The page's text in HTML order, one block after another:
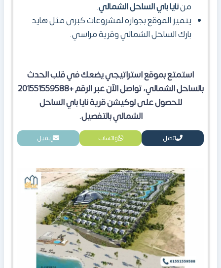
مننايا باي الساحل الشمالي.
يتميز الموقع بجواره لمشروعات كبرى مثل هايد
بارك الساحل الشمالي وقرية مراسي.
استمتع بموقع استراتيجي يضعك في قلب الحدث
بالساحل الشمالي، تواصل الآن عبر الرقم +201551559588
للحصول على لوكيشن قرية نايا باي الساحل
الشماليبالتفصيل.
اتصل واتساب إيميل